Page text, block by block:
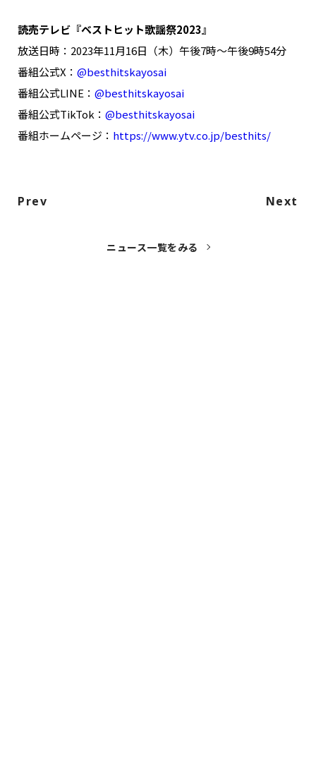
メールマガジン登録/解除
読売テレビ『ベストヒット歌謡祭2023』
放送日時：2023年11月16日（木）午後7時～午後9時54分
番組公式X： @besthitskayosai
番組公式LINE： @besthitskayosai
番組公式TikTok： @besthitskayosai
番組ホームページ： https://www.ytv.co.jp/besthits/
Prev Next
ニュース一覧をみる